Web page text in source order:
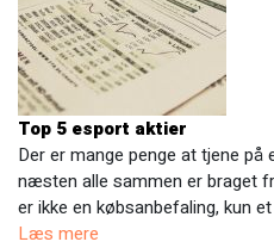
Top 5 esport aktier
Der er mange penge at tjene på
næsten alle sammen er braget
er ikke en købsanbefaling, kun
Læs mere